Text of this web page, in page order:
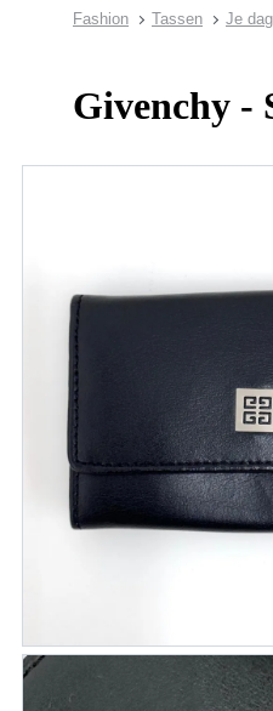
Fashion Tassen Je
Givenchy -